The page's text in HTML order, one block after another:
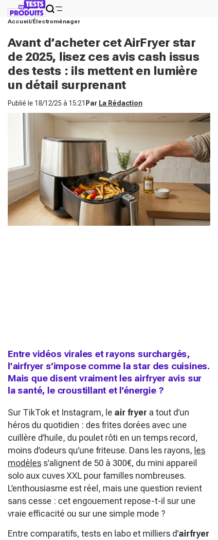
Accueil Électroménager
Avant d’acheter cet AirFryer star
de 2025, lisez ces avis cash issus
des tests : ils mettent en lumière
un détail surprenant
Publié le 18/12/25 à 15:21 Par La Rédaction
Entre vidéos virales et rayons surchargés,
l’airfryer s’impose comme la star des cuisines.
Mais que disent vraiment les airfryer avis sur
la santé, le croustillant et l’énergie ?
Sur TikTok et Instagram, le air fryer a tout d’un
héros du quotidien : des frites dorées avec une
cuillère d’huile, du poulet rôti en un temps record,
moins d’odeurs qu’une friteuse. Dans les rayons, les
modèles s’alignent de 50 à 300€, du mini appareil
solo aux cuves XXL pour familles nombreuses.
L’enthousiasme est réel, mais une question revient
sans cesse : cet engouement repose-t-il sur une
vraie efficacité ou sur une simple mode ?
Entre comparatifs, tests en labo et milliers d’airfryer